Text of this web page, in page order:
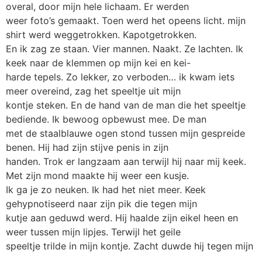
overal, door mijn hele lichaam. Er werden
weer foto’s gemaakt. Toen werd het opeens licht. mijn
shirt werd weggetrokken. Kapotgetrokken.
En ik zag ze staan. Vier mannen. Naakt. Ze lachten. Ik
keek naar de klemmen op mijn kei en kei-
harde tepels. Zo lekker, zo verboden… ik kwam iets
meer overeind, zag het speeltje uit mijn
kontje steken. En de hand van de man die het speeltje
bediende. Ik bewoog opbewust mee. De man
met de staalblauwe ogen stond tussen mijn gespreide
benen. Hij had zijn stijve penis in zijn
handen. Trok er langzaam aan terwijl hij naar mij keek.
Met zijn mond maakte hij weer een kusje.
Ik ga je zo neuken. Ik had het niet meer. Keek
gehypnotiseerd naar zijn pik die tegen mijn
kutje aan geduwd werd. Hij haalde zijn eikel heen en
weer tussen mijn lipjes. Terwijl het geile
speeltje trilde in mijn kontje. Zacht duwde hij tegen mijn